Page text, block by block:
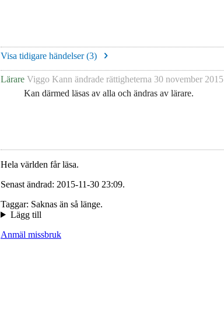
Visa tidigare händelser (3)
Lärare Viggo Kann ändrade rättigheterna 30 november 2015
Kan därmed läsas av alla och ändras av lärare.
Hela världen får läsa.
Senast ändrad: 2015-11-30 23:09.
Taggar: Saknas än så länge.
Lägg till
Anmäl missbruk